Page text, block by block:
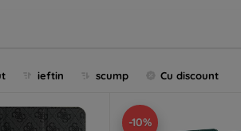
ieftin scump Cu discount
-10%